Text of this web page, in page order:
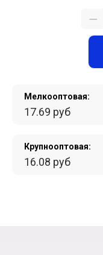
Мелкооптовая:
17.69 руб
Крупнооптовая:
16.08 руб